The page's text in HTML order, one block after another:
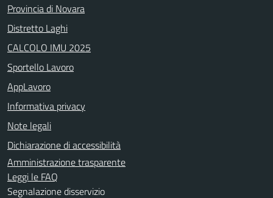
Provincia di Novara
Distretto Laghi
CALCOLO IMU 2025
Sportello Lavoro
AppLavoro
Informativa privacy
Note legali
Dichiarazione di accessibilità
Amministrazione trasparente
Leggi le FAQ
Segnalazione disservizio